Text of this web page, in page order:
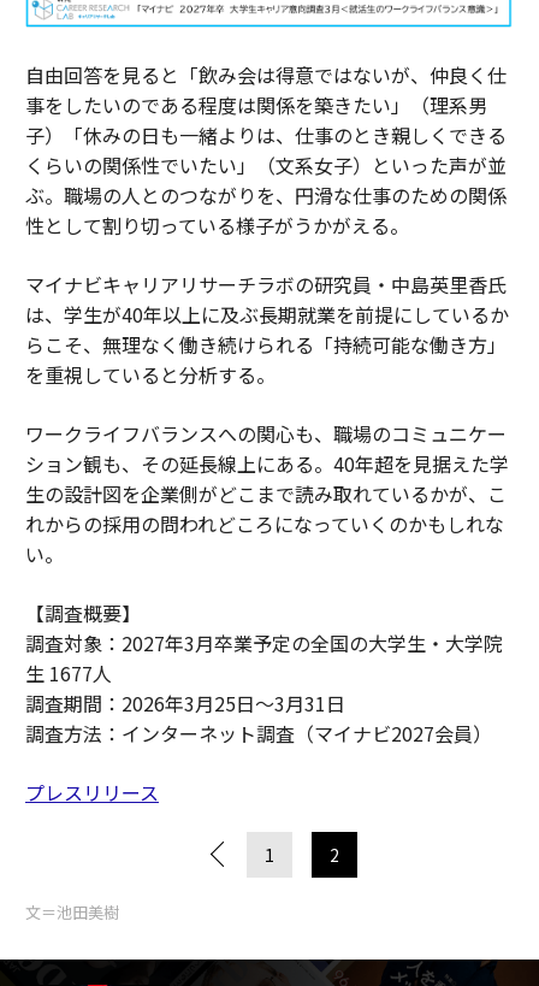
自由回答を見ると「飲み会は得意ではないが、仲良く仕
事をしたいのである程度は関係を築きたい」（理系男
子）「休みの日も一緒よりは、仕事のとき親しくできる
くらいの関係性でいたい」（文系女子）といった声が並
ぶ。職場の人とのつながりを、円滑な仕事のための関係
性として割り切っている様子がうかがえる。
マイナビキャリアリサーチラボの研究員・中島英里香氏
は、学生が40年以上に及ぶ長期就業を前提にしているか
らこそ、無理なく働き続けられる「持続可能な働き方」
を重視していると分析する。
ワークライフバランスへの関心も、職場のコミュニケー
ション観も、その延長線上にある。40年超を見据えた学
生の設計図を企業側がどこまで読み取れているかが、こ
れからの採用の問われどころになっていくのかもしれな
い。
【調査概要】
調査対象：2027年3月卒業予定の全国の大学生・大学院
生 1677人
調査期間：2026年3月25日〜3月31日
調査方法：インターネット調査（マイナビ2027会員）
プレスリリース
1 2
文＝池田美樹